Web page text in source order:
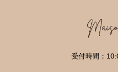
受付時間：